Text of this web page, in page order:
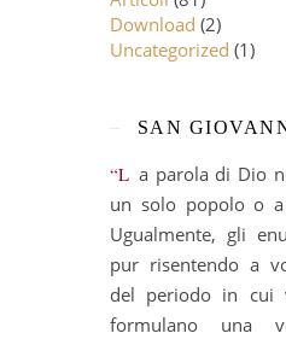
Download (2)
Uncategorized (1)
SAN
“La parola di Dio non si indirizza ad
un solo popolo o
Ugualmente, gli
pur risentendo a
del periodo in cui
formulano una